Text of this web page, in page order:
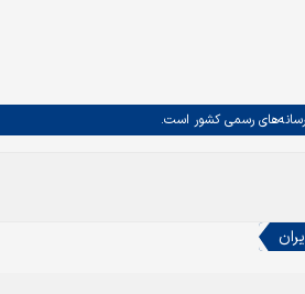
رسانه‌های رسمی کشور است.